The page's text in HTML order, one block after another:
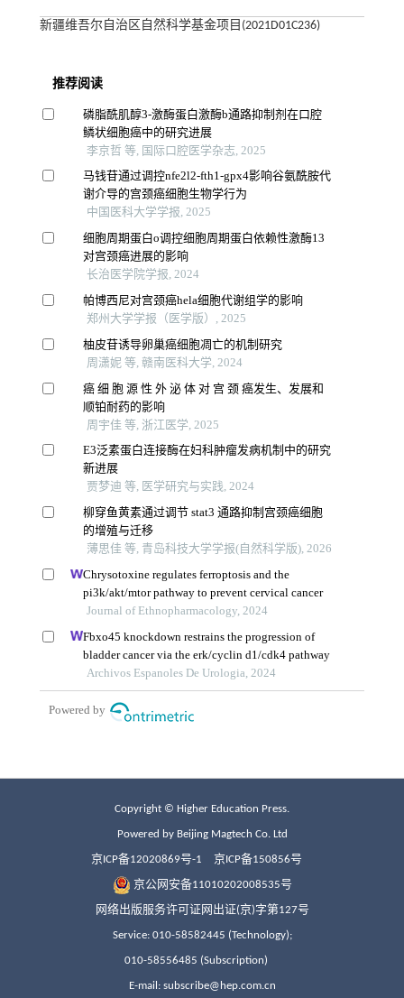
新疆维吾尔自治区自然科学基金项目(2021D01C236)
Copyright © Higher Education Press.
Powered by Beijing Magtech Co. Ltd
京ICP备12020869号-1 京ICP备150856号
京公网安备11010202008535号
网络出版服务许可证网出证(京)字第127号
Service: 010-58582445 (Technology);
010-58556485 (Subscription)
E-mail: subscribe@hep.com.cn